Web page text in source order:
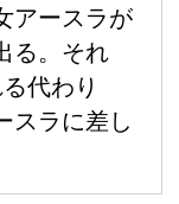
アースラが
る。それ
代わり
スラに差し